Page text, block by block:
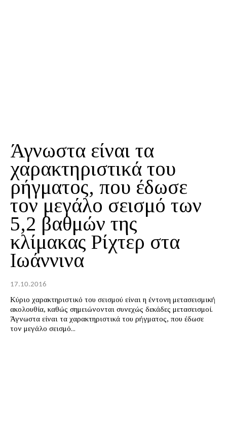
Άγνωστα είναι τα
χαρακτηριστικά του
ρήγματος, που έδωσε
τον μεγάλο σεισμό των
5,2 βαθμών της
κλίμακας Ρίχτερ στα
Ιωάννινα
17.10.2016
Κύριο χαρακτηριστικό του σεισμού είναι η έντονη μετασεισμική
ακολουθία, καθώς σημειώνονται συνεχώς δεκάδες μετασεισμοί.
Άγνωστα είναι τα χαρακτηριστικά του ρήγματος, που έδωσε
τον μεγάλο σεισμό...